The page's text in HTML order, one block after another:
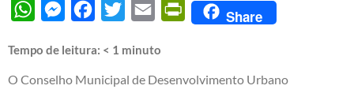
WhatsAppMessengerFacebook
Twitter Email PrintFriendly
Share
Tempo de leitura: < 1 minuto
O Conselho Municipal de Desenvolvimento Urbano